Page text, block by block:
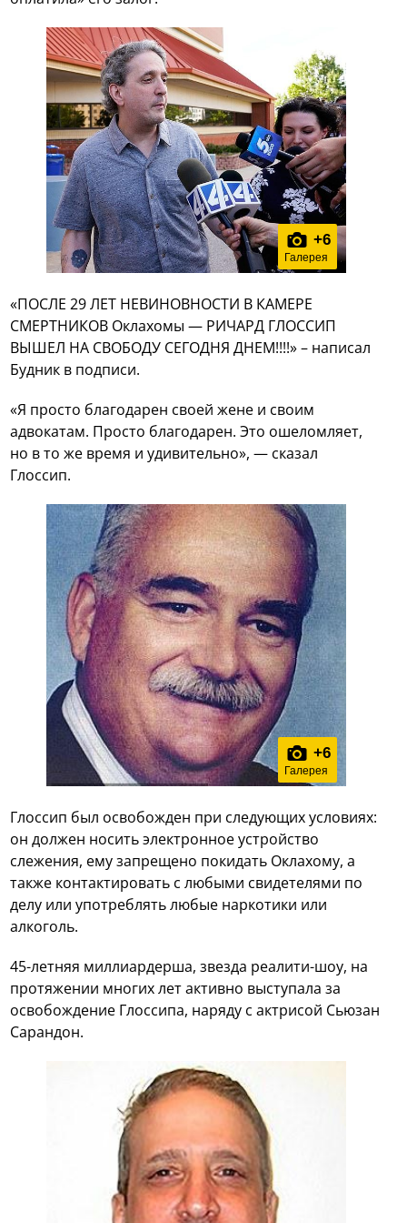
+6
Галерея
«ПОСЛЕ 29 ЛЕТ НЕВИНОВНОСТИ В КАМЕРЕ
СМЕРТНИКОВ Оклахомы — РИЧАРД ГЛОССИП
ВЫШЕЛ НА СВОБОДУ СЕГОДНЯ ДНЕМ!!!!» – написал
Будник в подписи.
«Я просто благодарен своей жене и своим
адвокатам. Просто благодарен. Это ошеломляет,
но в то же время и удивительно», — сказал
Глоссип.
+6
Галерея
Глоссип был освобожден при следующих условиях:
он должен носить электронное устройство
слежения, ему запрещено покидать Оклахому, а
также контактировать с любыми свидетелями по
делу или употреблять любые наркотики или
алкоголь.
45-летняя миллиардерша, звезда реалити-шоу, на
протяжении многих лет активно выступала за
освобождение Глоссипа, наряду с актрисой Сьюзан
Сарандон.